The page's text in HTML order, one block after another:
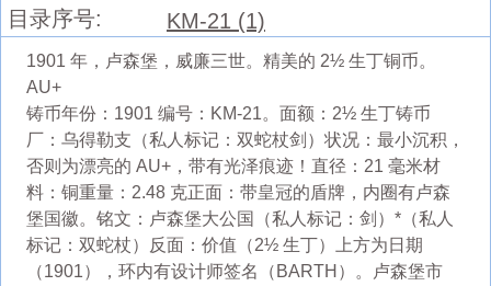
目录序号:
KM-21 (1)
1901 年，卢森堡，威廉三世。精美的 2½ 生丁铜币。
AU+
铸币年份：1901 编号：KM-21。面额：2½ 生丁铸币
厂：乌得勒支（私人标记：双蛇杖剑）状况：最小沉积，
否则为漂亮的 AU+，带有光泽痕迹！直径：21 毫米材
料：铜重量：2.48 克正面：带皇冠的盾牌，内圈有卢森
堡国徽。铭文：卢森堡大公国（私人标记：剑）*（私人
标记：双蛇杖）反面：价值（2½ 生丁）上方为日期
（1901），环内有设计师签名（BARTH）。卢森堡市